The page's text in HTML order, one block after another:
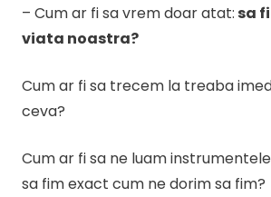
– Cum ar fi sa vrem doar atat: sa
viata noastra?
Cum ar fi sa trecem la treaba
ceva?
Cum ar fi sa ne luam
sa fim exact cum ne dorim sa fim?